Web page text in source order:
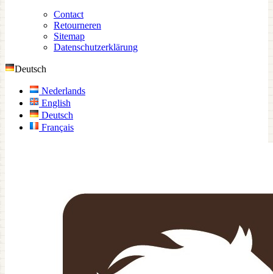
Contact
Retourneren
Sitemap
Datenschutzerklärung
Deutsch
Nederlands
English
Deutsch
Français